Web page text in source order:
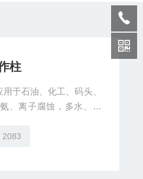
柱
于石油、化工、码头、
、离子腐蚀，多水、多
好的防水、防尘能力
2083